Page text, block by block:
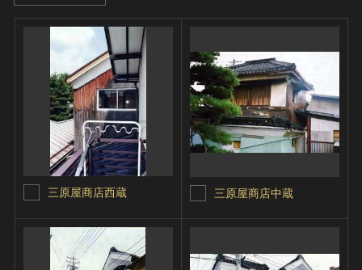
三原屋商店西蔵 三原屋商店中蔵